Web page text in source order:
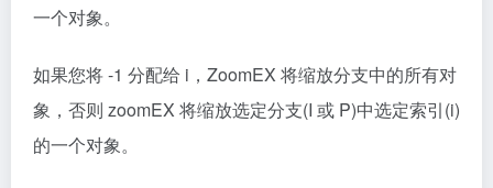
一个对象。
如果您将 -1 分配给 i，ZoomEX 将缩放分支中的所有对
象，否则 zoomEX 将缩放选定分支(I 或 P)中选定索引(i)
的一个对象。